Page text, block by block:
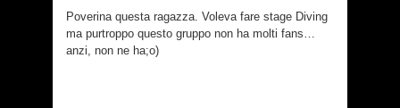
Poverina questa ragazza. Voleva fare stage Diving
ma purtroppo questo gruppo non ha molti fans…
anzi, non ne ha;o)